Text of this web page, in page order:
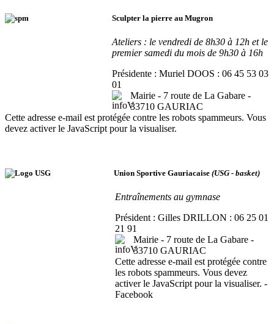
Sculpter la pierre au Mugron
Ateliers : le vendredi de 8h30 à 12h et le
premier samedi du mois de 9h30 à 16h
Présidente : Muriel DOOS : 06 45 53 03
01
Mairie - 7 route de La Gabare -
33710 GAURIAC
Cette adresse e-mail est protégée contre les robots spammeurs. Vous
devez activer le JavaScript pour la visualiser.
Union Sportive Gauriacaise (USG - basket)
Entraînements au gymnase
Président : Gilles DRILLON : 06 25 01
21 91
Mairie - 7 route de La Gabare -
33710 GAURIAC
Cette adresse e-mail est protégée contre
les robots spammeurs. Vous devez
activer le JavaScript pour la visualiser. -
Facebook